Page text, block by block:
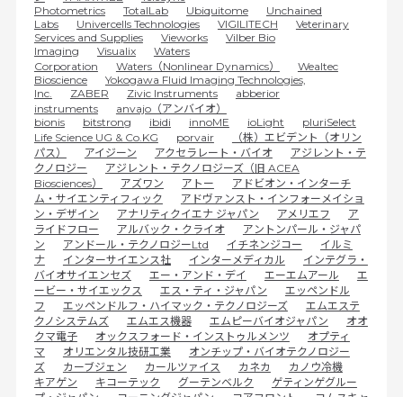
Photometrics
TotalLab Ubiquitome
Unchained
Labs
Univercells Technologies VIGILITECH
Veterinary
Services and Supplies
Vieworks
Vilber Bio
Imaging
Visualix
Waters
Corporation
Waters（Nonlinear Dynamics）
Wealtec
Bioscience
Yokogawa Fluid Imaging Technologies,
Inc.
ZABER Zivic Instruments
abberior
instruments
anvajo（アンバイオ）
bionis
bitstrong ibidi innoME ioLight
pluriSelect
Life Science UG & Co.KG
porvair
（株）エビデント（オリン
パス）
アイジーン アクセラレート・バイオ
アジレント・テ
クノロジー
アジレント・テクノロジーズ（旧 ACEA
Biosciences）
アズワン アトー
アドビオン・インターチ
ム・サイエンティフィック
アドヴァンスト・インフォーメイショ
ン・デザイン
アナリティクイエナ ジャパン アメリエフ
ア
ライドフロー
アルバック・クライオ
アントンパール・ジャパ
ン
アンドール・テクノロジーLtd イチネンジコー
イルミ
ナ
インターサイエンス社 インターメディカル
インテグラ・
バイオサイエンセズ
エー・アンド・デイ エーエムアール
エ
ービー・サイエックス
エス・ティ・ジャパン
エッペンドル
フ
エッペンドルフ・ハイマック・テクノロジーズ
エムエステ
クノシステムズ
エムエス機器 エムピーバイオジャパン
オオ
クマ電子
オックスフォード・インストゥルメンツ
オプティ
マ
オリエンタル技研工業
オンチップ・バイオテクノロジー
ズ
カーブジェン カールツァイス カネカ
カノウ冷機
キアゲン
キコーテック グーテンベルク
ゲティンゲグルー